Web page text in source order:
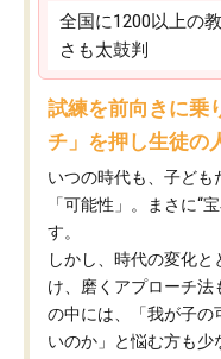
全国に1200以上の
さも太鼓判
試練を前向きに乗
チ」を押し生徒の
いつの時代も、子ども
「可能性」。まさに“
す。
しかし、時代の変化
け、磨くアプローチ
の中には、「我が子の
いのか」と悩む方も少